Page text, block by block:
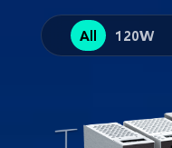
All 120W